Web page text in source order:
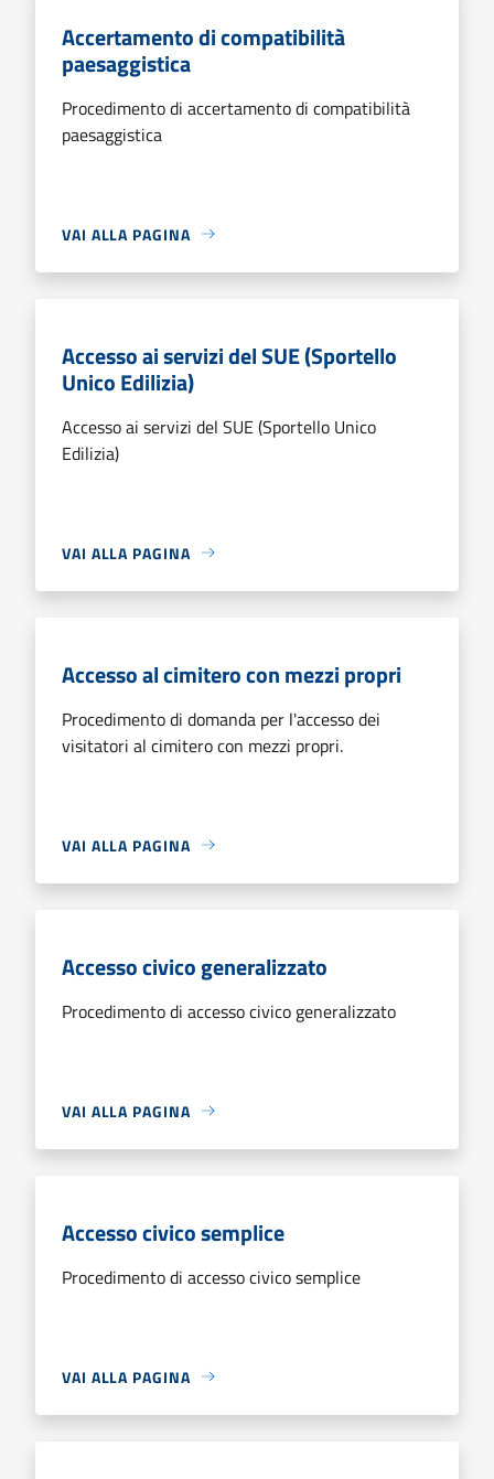
Accertamento di compatibilità
paesaggistica
Procedimento di accertamento di compatibilità
paesaggistica
VAI ALLA PAGINA
Accesso ai servizi del SUE (Sportello
Unico Edilizia)
Accesso ai servizi del SUE (Sportello Unico
Edilizia)
VAI ALLA PAGINA
Accesso al cimitero con mezzi propri
Procedimento di domanda per l'accesso dei
visitatori al cimitero con mezzi propri.
VAI ALLA PAGINA
Accesso civico generalizzato
Procedimento di accesso civico generalizzato
VAI ALLA PAGINA
Accesso civico semplice
Procedimento di accesso civico semplice
VAI ALLA PAGINA